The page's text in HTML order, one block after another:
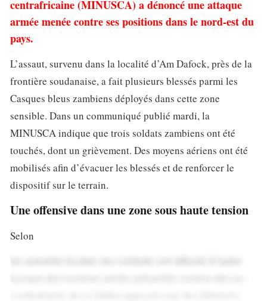
centrafricaine (MINUSCA) a dénoncé une attaque
armée menée contre ses positions dans le nord-est du
pays.
L’assaut, survenu dans la localité d’Am Dafock, près de la
frontière soudanaise, a fait plusieurs blessés parmi les
Casques bleus zambiens déployés dans cette zone
sensible. Dans un communiqué publié mardi, la
MINUSCA indique que trois soldats zambiens ont été
touchés, dont un grièvement. Des moyens aériens ont été
mobilisés afin d’évacuer les blessés et de renforcer le
dispositif sur le terrain.
Une offensive dans une zone sous haute tension
Selon